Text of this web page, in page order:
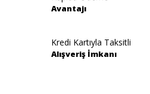
Avantajı
Kredi Kartıyla Taksitli
Alışveriş İmkanı